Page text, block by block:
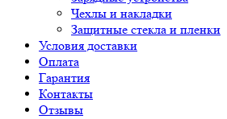
Чехлы и накладки
Защитные стекла и пленки
Условия доставки
Оплата
Гарантия
Контакты
Отзывы